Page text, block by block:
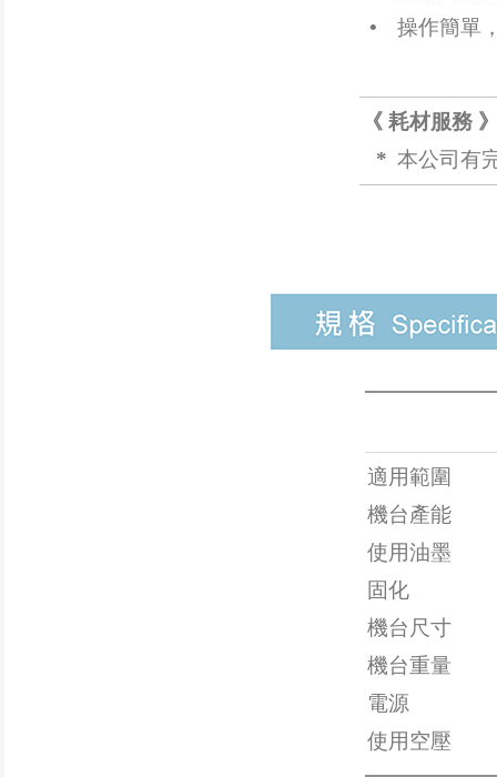
•
操作簡單
《 耗材服務
* 本公司有
適用範圍
機台產能
使用油墨
固化
機台尺寸
機台重量
電源
使用空壓